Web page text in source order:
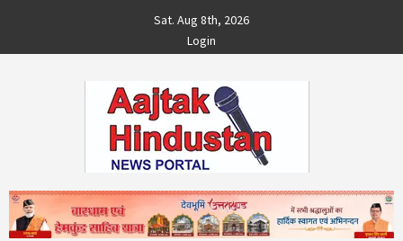
content
Sat. Aug 8th, 2026
Login